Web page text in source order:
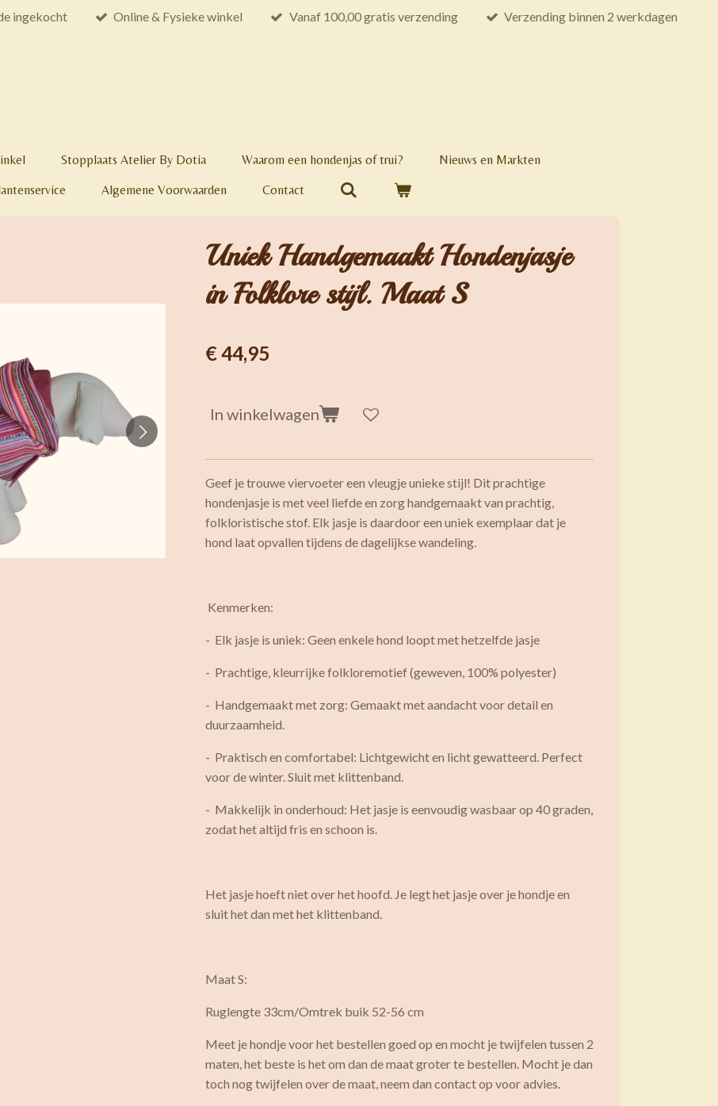
ingekocht Online & Fysieke winkel Vanaf 100,00 gratis verzending Verzending binnen 2 werkdagen
Stopplaats Atelier By Dotia Waarom een hondenjas of trui?
Nieuws en Markten
Algemene Voorwaarden Contact
Uniek Handgemaakt Hondenjasje
in Folklore stijl. Maat S
€ 44,95
In winkelwagen
Geef je trouwe viervoeter een vleugje unieke stijl! Dit prachtige
hondenjasje is met veel liefde en zorg handgemaakt van prachtig,
folkloristische stof. Elk jasje is daardoor een uniek exemplaar dat je
hond laat opvallen tijdens de dagelijkse wandeling.
Kenmerken:
- Elk jasje is uniek: Geen enkele hond loopt met hetzelfde jasje
- Prachtige, kleurrijke folkloremotief (geweven, 100% polyester)
- Handgemaakt met zorg: Gemaakt met aandacht voor detail en
duurzaamheid.
- Praktisch en comfortabel: Lichtgewicht en licht gewatteerd. Perfect
voor de winter. Sluit met klittenband.
- Makkelijk in onderhoud: Het jasje is eenvoudig wasbaar op 40 graden,
zodat het altijd fris en schoon is.
Het jasje hoeft niet over het hoofd. Je legt het jasje over je hondje en
sluit het dan met het klittenband.
Maat S:
Ruglengte 33cm/Omtrek buik 52-56 cm
Meet je hondje voor het bestellen goed op en mocht je twijfelen tussen 2
maten, het beste is het om dan de maat groter te bestellen. Mocht je dan
toch nog twijfelen over de maat, neem dan contact op voor advies.